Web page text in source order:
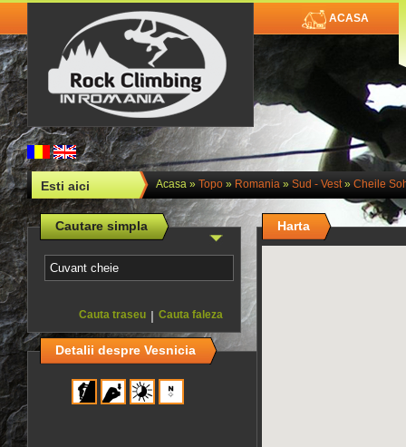
ACASA
Esti aici Acasa» Topo» Romania» Sud - Vest» Cheile
Cautare simpla
Cauta faleza
|
Cauta traseu
Harta
Detalii despre Vesnicia